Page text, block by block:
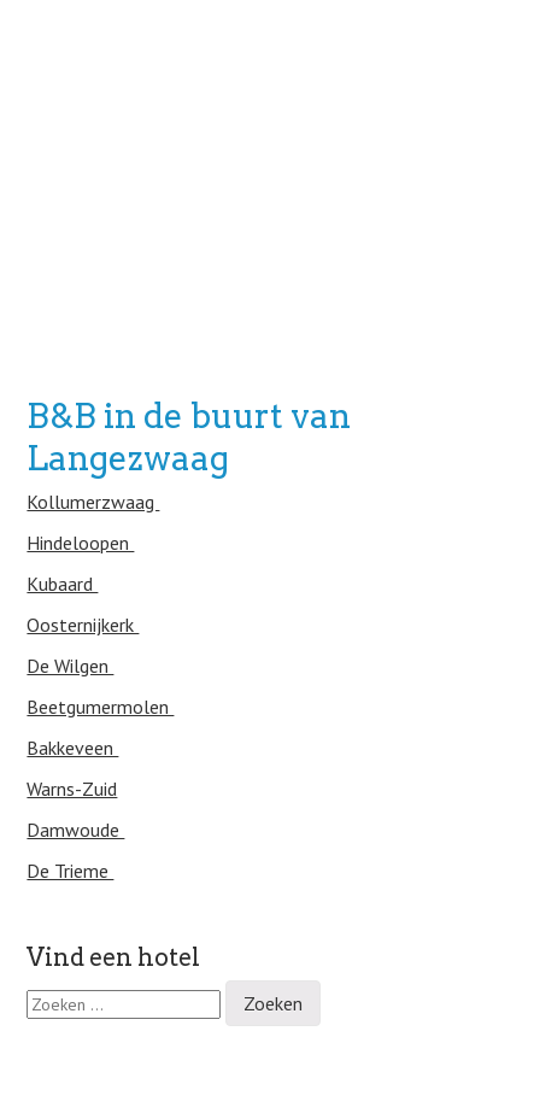
B&B in de buurt van
Langezwaag
Kollumerzwaag
Hindeloopen
Kubaard
Oosternijkerk
De Wilgen
Beetgumermolen
Bakkeveen
Warns-Zuid
Damwoude
De Trieme
Vind een hotel
Z
o